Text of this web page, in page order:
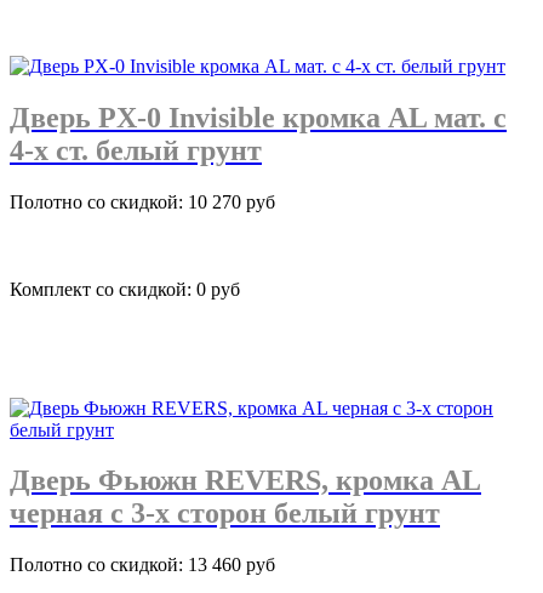
Дверь PX-0 Invisible кромка AL мат. с
4-х ст. белый грунт
Полотно со скидкой: 10 270 руб
Комплект со скидкой: 0 руб
Дверь Фьюжн REVERS, кромка AL
черная с 3-х сторон белый грунт
Полотно со скидкой: 13 460 руб